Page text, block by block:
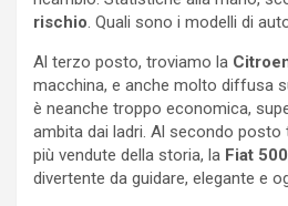
rischio. Quali sono i modelli di
Al terzo posto, troviamo la
macchina, e anche molto diffusa
è neanche troppo economica,
ambita dai ladri. Al secondo posto
più vendute della storia, la Fiat 500
divertente da guidare, elegante e